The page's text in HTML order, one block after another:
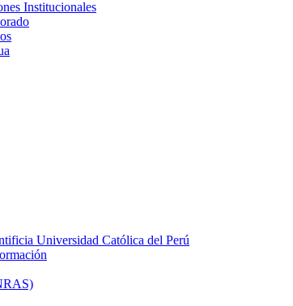
Institucionales
Universidad Católica del Perú